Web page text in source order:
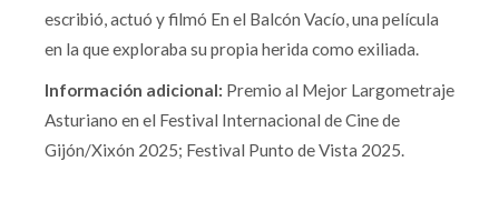
escribió, actuó y filmó En el Balcón Vacío, una película
en la que exploraba su propia herida como exiliada.
Información adicional: Premio al Mejor Largometraje
Asturiano en el Festival Internacional de Cine de
Gijón/Xixón 2025; Festival Punto de Vista 2025.